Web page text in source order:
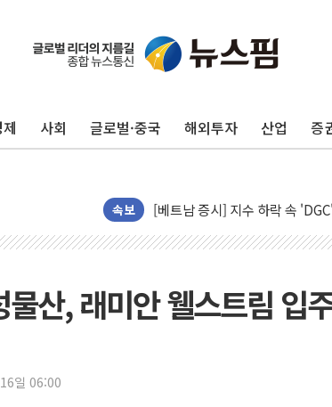
사회 글로벌·중국 해외투자 산업 증
속보
[인도증시] 중동 긴장 완화에 실
러, 1인칭시점 드론으로 우크라
'월가의 황제' 다이먼 "금융시
양주 섬유염색공장서 화재 1명
해군 1함대 창설 80주년…지역
[3보] 북, 원산서 동해로 단거리
우크라 드론 전술, 중남미 콜
주한미군 "오산기지 누출, 백린
산, 래미안 웰스트림 입
일 06:00